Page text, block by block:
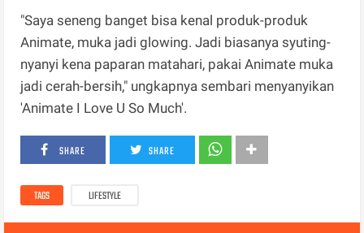
"Saya seneng banget bisa kenal produk-produk
Animate, muka jadi glowing. Jadi biasanya syuting-
nyanyi kena paparan matahari, pakai Animate muka
jadi cerah-bersih," ungkapnya sembari menyanyikan
'Animate I Love U So Much'.
SHARE SHARE
TAGS LIFESTYLE